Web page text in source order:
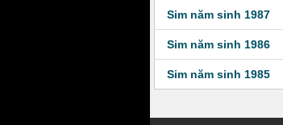
Sim năm sinh 1987
Sim năm sinh 1986
Sim năm sinh 1985